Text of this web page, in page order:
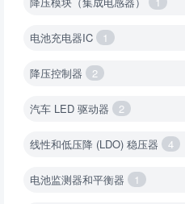
电池充电器IC 1
降压控制器 2
汽车 LED 驱动器 2
线性和低压降 (LDO) 稳压器 4
电池监测器和平衡器 1